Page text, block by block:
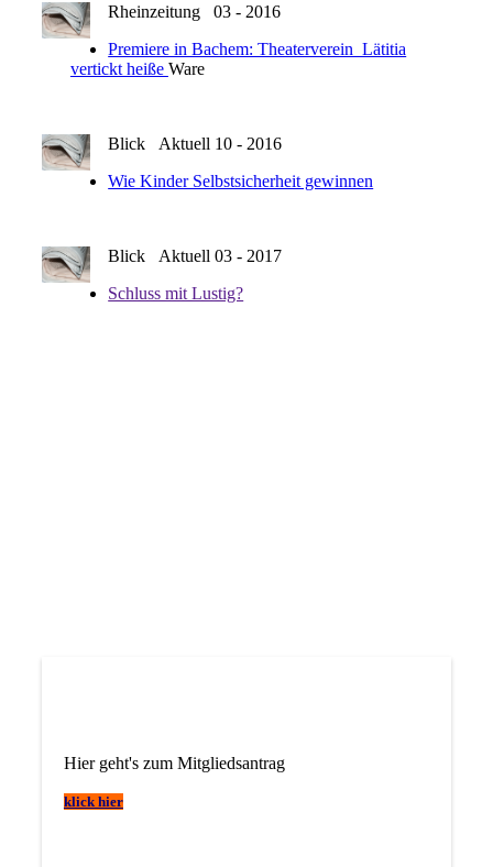
Rheinzeitung 03 - 2016
Premiere in Bachem: Theaterverein Lätitia
vertickt heiße Ware
Blick Aktuell 10 - 2016
Wie Kinder Selbstsicherheit gewinnen
Blick Aktuell 03 - 2017
Schluss mit Lustig?
Hier geht's zum Mitgliedsantrag
klick hier